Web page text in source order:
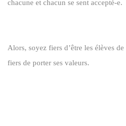
chacune et chacun se sent accepté-e.
Alors, soyez fiers d’être les élèves
fiers de porter ses valeurs.